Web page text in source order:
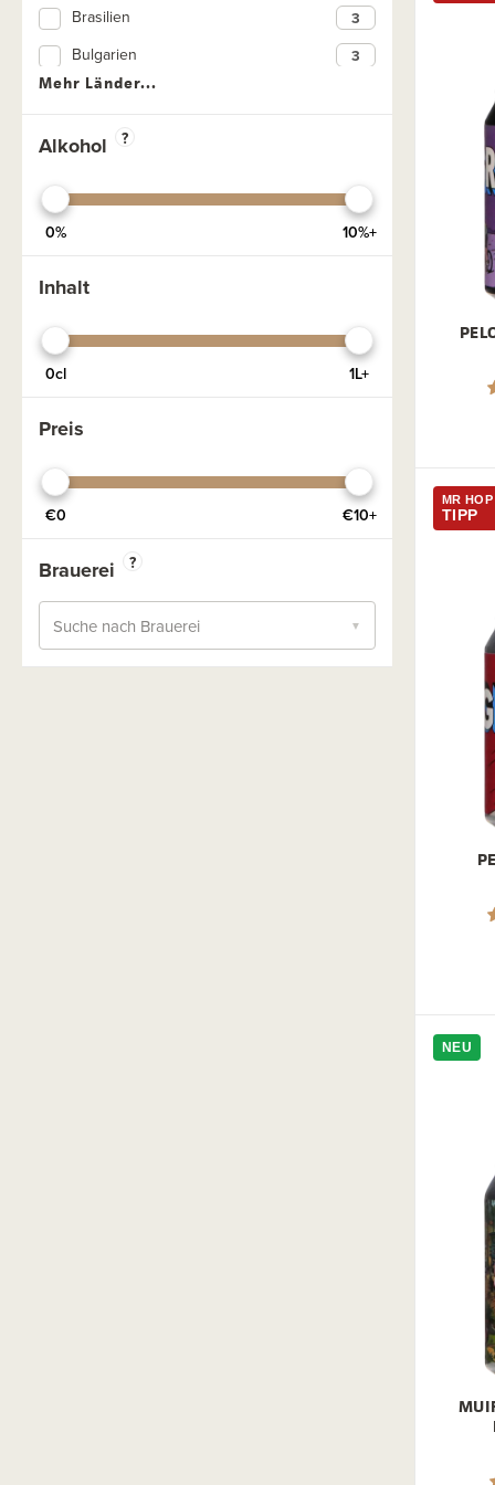
Bier in Dosen
Dunkel
Geuze Bier
Starkes Belgisches Blondbier
Porter
Quadrupel
Session
Brasilien
Bulgarien
Dänemark
Deutschland
Estland
Ghana
Kroatien
Niederlande
Polen
Rumänien
Mehr Länder...
Alkohol ?
0% 10%+
Inhalt
0cl 1L+
Preis
€0 €10+
Brauerei ?
Suche nach Brauerei ▼
MR HOP
TIPP
NEU